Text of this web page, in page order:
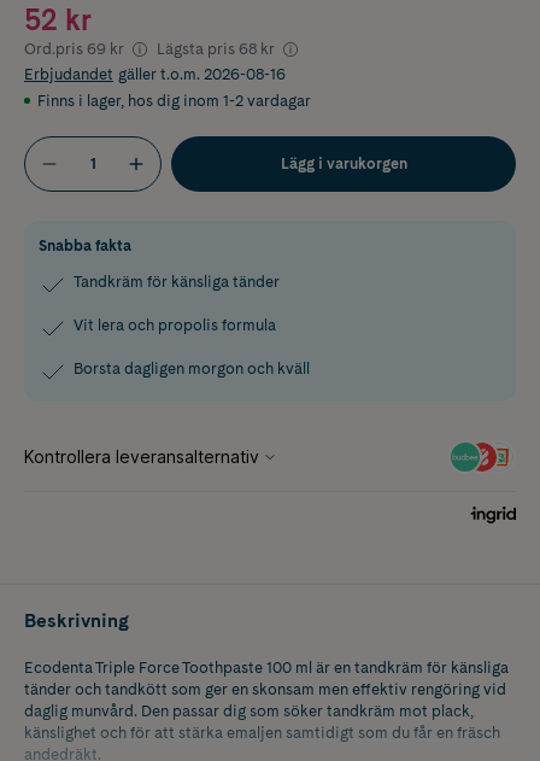
52 kr
Ord.pris 69 kr Lägsta pris 68 kr
Erbjudandet gäller t.o.m. 2026-08-16
Finns i lager, hos dig inom 1-2 vardagar
Lägg i varukorgen
Snabba fakta
Tandkräm för känsliga tänder
Vit lera och propolis formula
Borsta dagligen morgon och kväll
Beskrivning
Ecodenta Triple Force Toothpaste 100 ml är en tandkräm för känsliga
tänder och tandkött som ger en skonsam men effektiv rengöring vid
daglig munvård. Den passar dig som söker tandkräm mot plack,
känslighet och för att stärka emaljen samtidigt som du får en fräsch
andedräkt.